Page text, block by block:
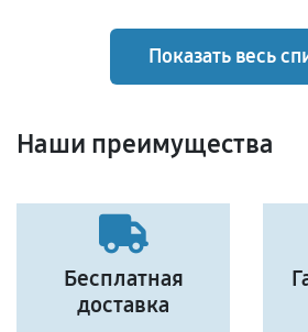
Показать весь
Наши преимущества
Бесплатная
доставка